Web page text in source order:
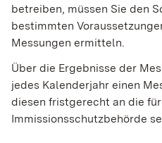
betreiben, müssen Sie den
bestimmten
Messungen ermitteln.
Über die Ergebnisse der
jedes Kalenderjahr einen
diesen fristgerecht an die
Immissionsschutzbehörde